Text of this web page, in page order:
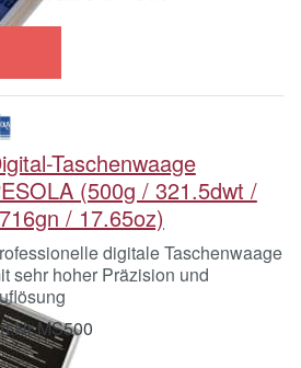
Taschenwaage
(500g / 321.5dwt /
/ 17.65oz)
digitale Taschenwaage
sehr hoher Präzision und
MS500